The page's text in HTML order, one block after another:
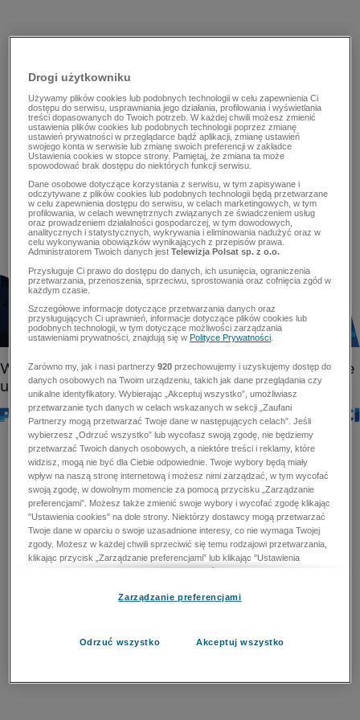
Drogi użytkowniku
Używamy plików cookies lub podobnych technologii w celu zapewnienia Ci
dostępu do serwisu, usprawniania jego działania, profilowania i wyświetlania
treści dopasowanych do Twoich potrzeb. W każdej chwili możesz zmienić
ustawienia plików cookies lub podobnych technologii poprzez zmianę
ustawień prywatności w przeglądarce bądź aplikacji, zmianę ustawień
swojego konta w serwisie lub zmianę swoich preferencji w zakładce
Ustawienia cookies w stopce strony. Pamiętaj, że zmiana ta może
spowodować brak dostępu do niektórych funkcji serwisu.
Dane osobowe dotyczące korzystania z serwisu, w tym zapisywane i
odczytywane z plików cookies lub podobnych technologii będą przetwarzane
w celu zapewnienia dostępu do serwisu, w celach marketingowych, w tym
profilowania, w celach wewnętrznych związanych ze świadczeniem usług
oraz prowadzeniem działalności gospodarczej, w tym dowodowych,
analitycznych i statystycznych, wykrywania i eliminowania nadużyć oraz w
celu wykonywania obowiązków wynikających z przepisów prawa.
Administratorem Twoich danych jestTelewizja Polsat sp. z o.o.
Przysługuje Ci prawo do dostępu do danych, ich usunięcia, ograniczenia
przetwarzania, przenoszenia, sprzeciwu, sprostowania oraz cofnięcia zgód w
każdym czasie.
Szczegółowe informacje dotyczące przetwarzania danych oraz
przysługujących Ci uprawnień, informacje dotyczące plików cookies lub
podobnych technologii, w tym dotyczące możliwości zarządzania
ustawieniami prywatności, znajdują się wPolityce Prywatności
Zarówno my, jak i nasi partnerzy920 przechowujemy i uzyskujemy dostęp do
danych osobowych na Twoim urządzeniu, takich jak dane przeglądania czy
unikalne identyfikatory. Wybierając „Akceptuj wszystko”, umożliwiasz
przetwarzanie tych danych w celach wskazanych w sekcji „Zaufani
Partnerzy mogą przetwarzać Twoje dane w następujących celach”. Jeśli
wybierzesz „Odrzuć wszystko” lub wycofasz swoją zgodę, nie będziemy
przetwarzać Twoich danych osobowych, a niektóre treści i reklamy, które
widzisz, mogą nie być dla Ciebie odpowiednie. Twoje wybory będą miały
wpływ na naszą stronę internetową i możesz nimi zarządzać, w tym wycofać
swoją zgodę, w dowolnym momencie za pomocą przycisku „Zarządzanie
preferencjami”. Możesz także zmienić swoje wybory i wycofać zgodę klikając
"Ustawienia cookies" na dole strony. Niektórzy dostawcy mogą przetwarzać
Twoje dane w oparciu o swoje uzasadnione interesy, co nie wymaga Twojej
zgody. Możesz w każdej chwili sprzeciwić się temu rodzajowi przetwarzania,
klikając przycisk „Zarządzanie preferencjami” lub klikając "Ustawienia
cookies" na dole strony. Nie możesz sprzeciwić się przetwarzaniu przez
zapobiegania oszustwom i naprawiania błędów, a w tym celu mogą zostać
przetwarzaniu danych osobowych w celu dostarczania i prezentacji reklam i
Zarządzanie preferencjami
Odrzuć wszystko Akceptuj wszystko